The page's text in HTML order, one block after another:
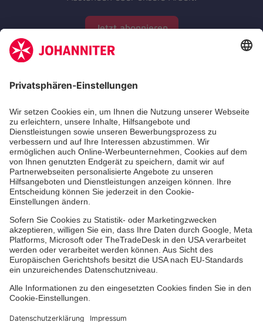
Jetzt abonnieren
Aus- & Fortbildungen
Jobs & Ehrenamt
Spendenprojekte
Johanniter-Jugend
Einrichtungen